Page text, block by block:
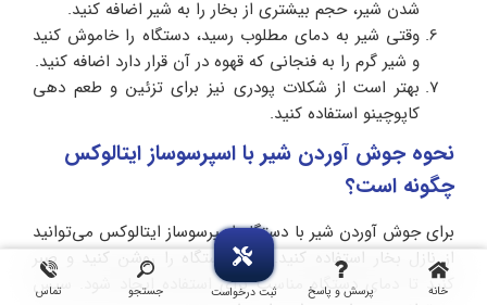
خانه پرسش و پاسخ ثبت درخواست جستجو تماس
شدن شیر، حجم بیشتری از بخار را به شیر اضافه کنید.
وقتی شیر به دمای مطلوب رسید، دستگاه را خاموش کنید
و شیر گرم را به فنجانی که قهوه در آن قرار دارد اضافه کنید.
بهتر است از شکلات پودری نیز برای تزئین و طعم دهی
کاپوچینو استفاده کنید.
نحوه جوش آوردن شیر با اسپرسوساز ایتالوکس
چگونه است؟
برای جوش آوردن شیر با دستگاه اسپرسوساز ایتالوکس می‌توانید
از نازل بخار استفاده کنید. ابتدا دستگاه را روشن کنید و صبر
کنید تا دمای دستگاه مناسب برای استفاده ایجاد شود. سپس